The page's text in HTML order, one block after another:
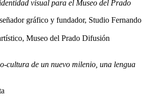
visual para el Museo del Prado
gráfico y fundador, Studio Fernando
Museo del Prado Difusión
cultura de un nuevo milenio, una lengua